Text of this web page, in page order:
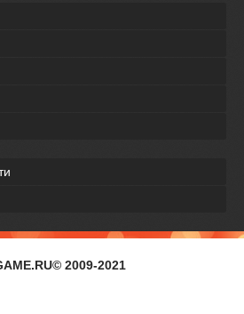
2009-2021